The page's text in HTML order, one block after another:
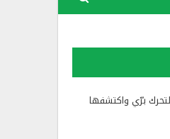
برّي واكتشفها